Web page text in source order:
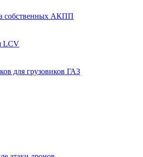
собственных АКПП
LCV
для грузовиков ГАЗ